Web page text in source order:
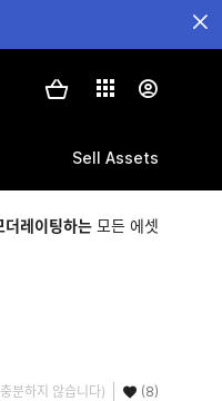
Sell Assets
더레이팅하는 모든 에셋
분하지 않습니다) (8)